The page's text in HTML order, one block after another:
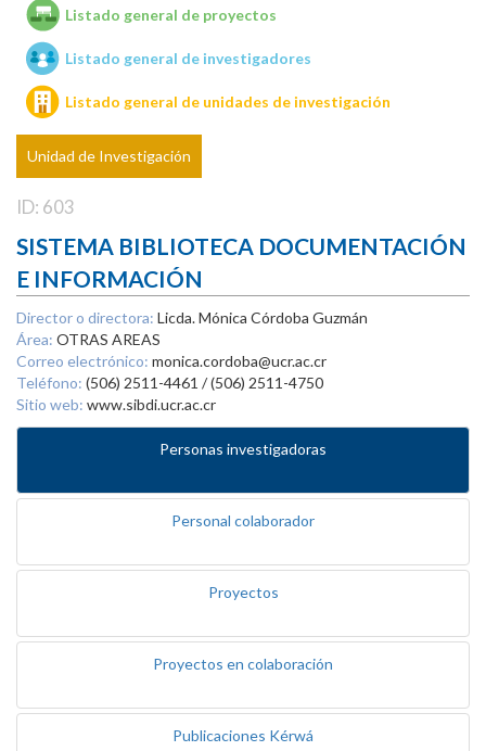
Unidades de investigación
Listado general de proyectos
Listado general de investigadores
Listado general de unidades de investigación
Unidad de Investigación
ID: 603
SISTEMA BIBLIOTECA DOCUMENTACIÓN
E INFORMACIÓN
Director o directora: Licda. Mónica Córdoba Guzmán
Área: OTRAS AREAS
Correo electrónico: monica.cordoba@ucr.ac.cr
Teléfono: (506) 2511-4461 / (506) 2511-4750
Sitio web: www.sibdi.ucr.ac.cr
Personas investigadoras
Personal colaborador
Proyectos
Proyectos en colaboración
Publicaciones Kérwá